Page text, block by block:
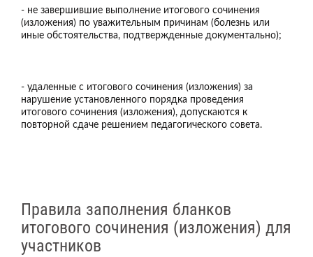
- не завершившие выполнение итогового сочинения
(изложения) по уважительным причинам (болезнь или
иные обстоятельства, подтвержденные документально);
- удаленные с итогового сочинения (изложения) за
нарушение установленного порядка проведения
итогового сочинения (изложения), допускаются к
повторной сдаче решением педагогического совета.
Правила заполнения бланков
итогового сочинения (изложения) для
участников